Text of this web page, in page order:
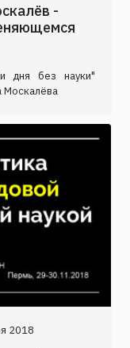
-
дня без науки"
Москалёва
2018